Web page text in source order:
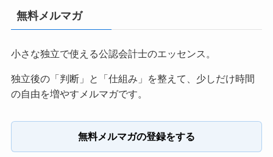
無料メルマガ
小さな独立で使える公認会計士のエッセンス。
独立後の「判断」と「仕組み」を整えて、少しだけ時間
の自由を増やすメルマガです。
無料メルマガの登録をする